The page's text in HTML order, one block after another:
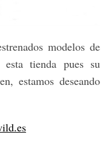
modelos de
tienda pues su
estamos deseando